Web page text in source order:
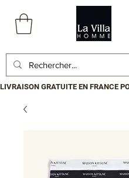
LIVRAISON GRATUITE EN FRANCE